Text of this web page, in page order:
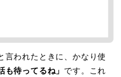
言われたときに、かなり使
も待ってるね」 です。これ